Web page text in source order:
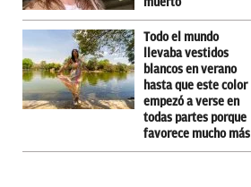
Todo el mundo
llevaba vestidos
blancos en verano
hasta que este color
empezó a verse en
todas partes porque
favorece mucho más